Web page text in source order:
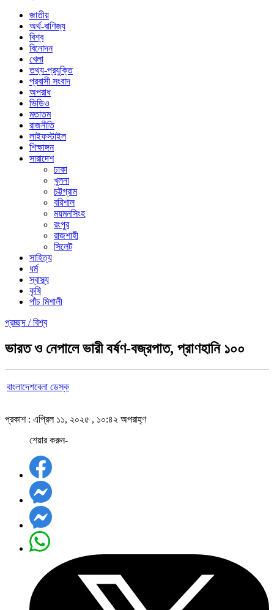
জাতীয়
অর্থ-বাণিজ্য
বিশ্ব
বিনোদন
খেলা
তথ্য-প্রযুক্তি
প্রবাসী সংবাদ
অপরাধ
ভিডিও
মতাতম
রাজনীতি
লাইফস্টাইল
শিক্ষাঙ্গন
সারাদেশ
ঢাকা
খুলনা
চট্টগ্রাম
বরিশাল
ময়মনসিংহ
রংপুর
রাজশাহী
সিলেট
সাহিত্য
ধর্ম
স্বাস্থ্য
কৃষি
পাঁচ মিশালী
প্রচ্ছদ /বিশ্ব
ভারত ও নেপালে ভারী বর্ষণ-বজ্রপাত, প্রাণহানি ১০০
বাংলাদেশবেলা ডেস্ক
প্রকাশ : এপ্রিল ১১, ২০২৫ , ১০:৪২ অপরাহ্ণ
শেয়ার করুন-